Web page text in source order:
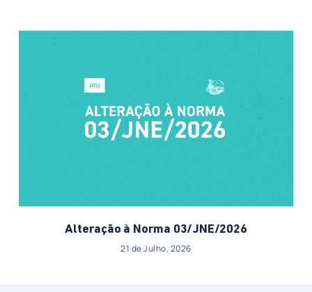
Alteração à Norma 03/JNE/2026
21 de Julho, 2026